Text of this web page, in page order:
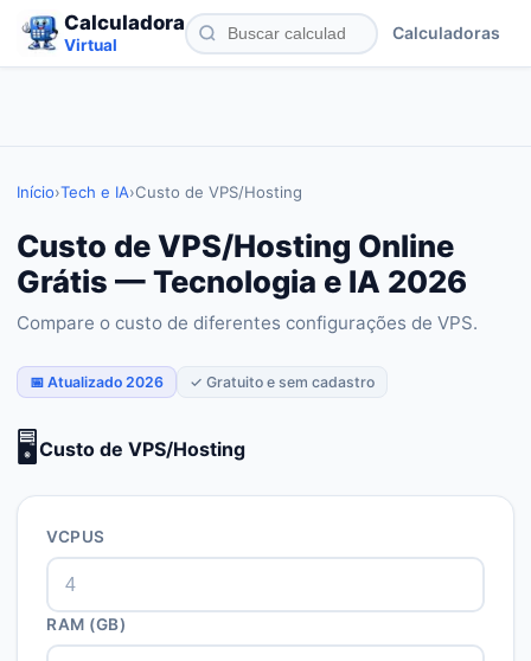
Calculadora
Virtual
Calculadoras
Início›Tech e IA›Custo de VPS/Hosting
Custo de VPS/Hosting Online
Grátis — Tecnologia e IA 2026
Compare o custo de diferentes configurações de VPS.
📅 Atualizado 2026 ✓ Gratuito e sem cadastro
🖥️Custo de VPS/Hosting
VCPUS
RAM (GB)